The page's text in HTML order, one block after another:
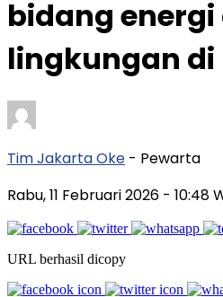
bidang energi
lingkungan di
Tim Jakarta Oke - Pewarta
Rabu, 11 Februari 2026 - 10:48
URL berhasil dicopy